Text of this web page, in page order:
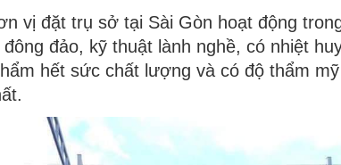
vị đặt trụ sở tại Sài Gòn hoạt động
đảo, kỹ thuật lành nghề, có nhiệt
hết sức chất lượng và có độ thẩm